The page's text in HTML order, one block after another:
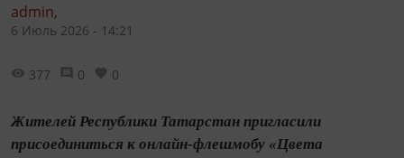
admin,
6 Июль 2026 - 14:21
377 0 0
Жителей Республики Татарстан пригласили
присоединиться к онлайн-флешмобу «Цвета